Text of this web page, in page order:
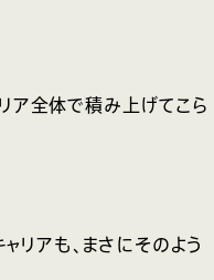
ア全体で積み上げてこら
リアも、まさにそのよう